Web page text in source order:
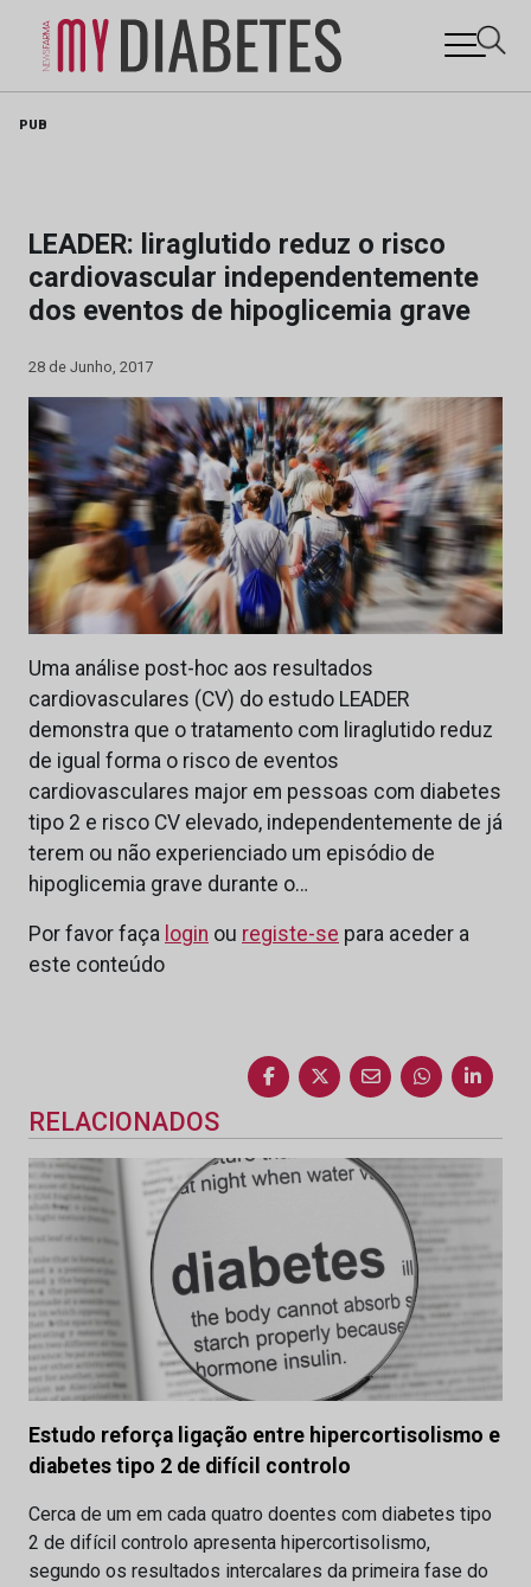
PUB
LEADER: liraglutido reduz o risco
cardiovascular independentemente
dos eventos de hipoglicemia grave
28 de Junho, 2017
Uma análise post-hoc aos resultados
cardiovasculares (CV) do estudo LEADER
demonstra que o tratamento com liraglutido reduz
de igual forma o risco de eventos
cardiovasculares major em pessoas com diabetes
tipo 2 e risco CV elevado, independentemente de já
terem ou não experienciado um episódio de
hipoglicemia grave durante o…
Por favor faça login ou registe-se para aceder a
este conteúdo
RELACIONADOS
Estudo reforça ligação entre hipercortisolismo e
diabetes tipo 2 de difícil controlo
Cerca de um em cada quatro doentes com diabetes tipo
2 de difícil controlo apresenta hipercortisolismo,
segundo os resultados intercalares da primeira fase do